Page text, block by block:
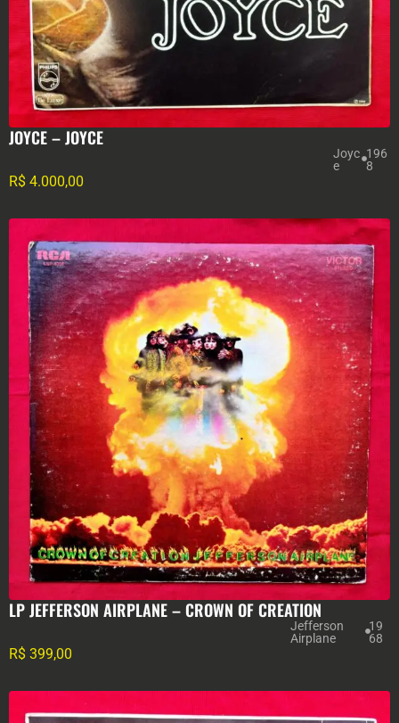
JOYCE – JOYCE
Joyc
e
196
8
R$ 4.000,00
LP JEFFERSON AIRPLANE – CROWN OF CREATION
Jefferson
Airplane
19
68
R$ 399,00